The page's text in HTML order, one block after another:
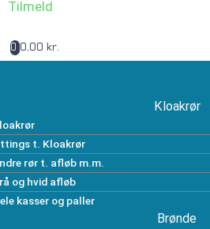
Tilmeld
0 0,00 kr.
Kloakrør
t. Kloakrør
rør t. afløb m.m.
og hvid afløb
kasser og paller
Brønde